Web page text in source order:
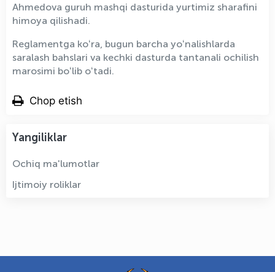
Ahmedova guruh mashqi dasturida yurtimiz sharafini
himoya qilishadi.
Reglamentga koʻra, bugun barcha yoʻnalishlarda
saralash bahslari va kechki dasturda tantanali ochilish
marosimi boʻlib oʻtadi.
Chop etish
Yangiliklar
Ochiq ma'lumotlar
Ijtimoiy roliklar